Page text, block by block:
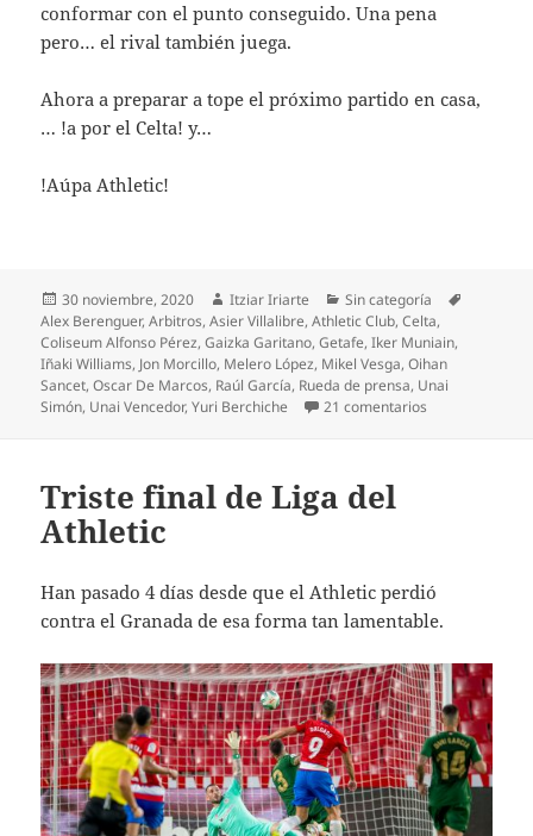
conformar con el punto conseguido. Una pena
pero… el rival también juega.
Ahora a preparar a tope el próximo partido en casa,
… !a por el Celta! y…
!Aúpa Athletic!
Publicado
el
30 noviembre, 2020 Autor
Itziar Iriarte Categorías
Sin categoría
Alex Berenguer,Arbitros,Asier Villalibre,Athletic Club,Celta,
Coliseum Alfonso Pérez,Gaizka Garitano,Getafe,Iker Muniain,
Iñaki Williams, Jon Morcillo, Melero López, Mikel Vesga,Oihan
Sancet,Oscar De Marcos, Raúl García, Rueda de prensa, Unai
Simón, Unai Vencedor,Yuri Berchiche 21 comentarios
Triste final de Liga del
Athletic
Han pasado 4 días desde que el Athletic perdió
contra el Granada de esa forma tan lamentable.